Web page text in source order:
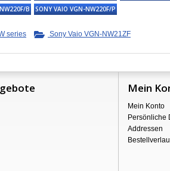
B SONY VAIO VGN-NW220F/P
series Sony Vaio VGN-NW21ZF
Mein
Mein Konto
Persönliche
Addressen